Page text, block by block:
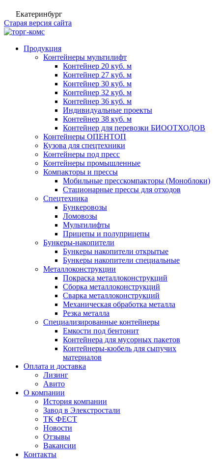
Екатеринбург
Старая версия сайта
Продукция
Контейнеры мультилифт
Контейнер 20 куб. м
Контейнер 27 куб. м
Контейнер 30 куб. м
Контейнер 32 куб. м
Контейнер 36 куб. м
Индивидуальные проекты
Контейнер 38 куб. м
Контейнер для перевозки БИООТХОДОВ
Контейнеры ОПЕНТОП
Кузова для спецтехники
Контейнеры под пресс
Контейнеры промышленные
Компакторы и прессы
Мобильные пресскомпакторы (Моноблоки)
Стационарные прессы для отходов
Спецтехника
Бункеровозы
Ломовозы
Мультилифты
Прицепы и полуприцепы
Бункеры-накопители
Бункеры накопители открытые
Бункеры накопители специальные
Металлоконструкции
Покраска металлоконструкций
Сборка металлоконструкций
Сварка металлоконструкций
Механическая обработка металла
Резка металла
Специализированные контейнеры
Емкости под бентонит
Контейнера для мусорных пакетов
Контейнеры-кюбель для сыпучих
материалов
Оплата и доставка
Лизинг
Авито
О компании
История компании
Завод в Элекстростали
ТК ФЕСТ
Новости
Отзывы
Вакансии
Контакты